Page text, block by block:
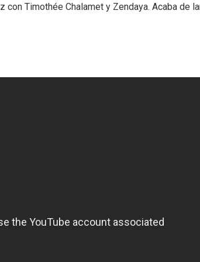
Timothée Chalamet y Zendaya. Acaba de